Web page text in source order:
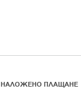
НАЛОЖЕНО ПЛАЩАНЕ